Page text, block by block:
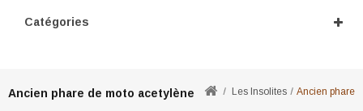
Catégories
Ancien phare de moto acetylène Les Insolites Ancien phare